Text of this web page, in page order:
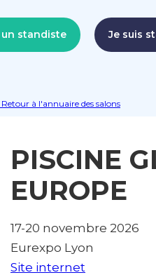
standiste Je suis
Retour à l'annuaire des salons
PISCINE
EUROPE
17-20 novembre 2026
Eurexpo Lyon
Site internet